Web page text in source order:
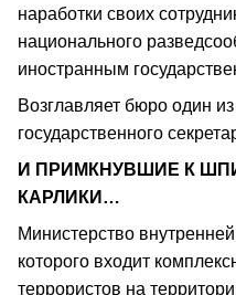
наработки своих
национального
иностранным
Возглавляет бюро один
государственного
И ПРИМКНУВШИЕ К
КАРЛИКИ…
Министерство
которого входит
террористов на